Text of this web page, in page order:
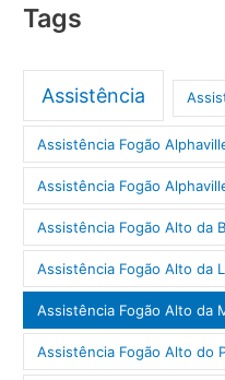
Tags
Assistência
Assistência Fogão
Assistência Fogão
Assistência Fogão Alto da
Assistência Fogão Alto da
Assistência Fogão Alto da
Assistência Fogão Alto do